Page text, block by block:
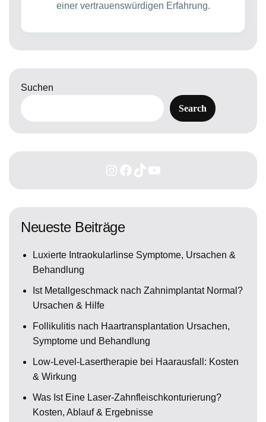
einer vertrauenswürdigen Erfahrung.
Suchen
Search
Neueste Beiträge
Luxierte Intraokularlinse Symptome, Ursachen &
Behandlung
Ist Metallgeschmack nach Zahnimplantat Normal?
Ursachen & Hilfe
Follikulitis nach Haartransplantation Ursachen,
Symptome und Behandlung
Low-Level-Lasertherapie bei Haarausfall: Kosten
& Wirkung
Was Ist Eine Laser-Zahnfleischkonturierung?
Kosten, Ablauf & Ergebnisse